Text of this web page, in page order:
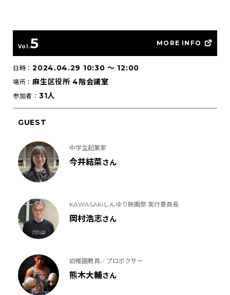
Vol.5 MORE INFO
日時：2024.04.29 10:30〜 12:00
場所：麻生区役所 4階会議室
参加者： 31人
GUEST
中学生起業家
今井結菜さん
KAWASAKIしんゆり映画祭 実行委員長
岡村浩志さん
幼稚園教員／プロボクサー
熊木大輔さん